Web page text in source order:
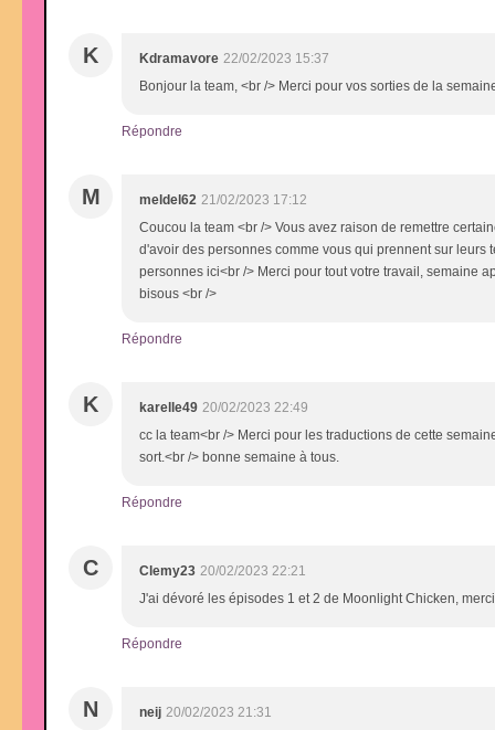
K Kdramavore 22/02/2023 15:37
Bonjour la team, <br /> Merci pour vos sorties de la
Répondre
M meldel62 21/02/2023 17:12
Coucou la team <br /> Vous avez raison de remettre
d'avoir des personnes comme vous qui prennent sur
personnes ici<br /> Merci pour tout votre travail, semaine
bisous <br />
Répondre
K karelle49 20/02/2023 22:49
cc la team<br /> Merci pour les traductions de cette
sort.<br /> bonne semaine à tous.
Répondre
C Clemy23 20/02/2023 22:21
J'ai dévoré les épisodes 1 et 2 de Moonlight Chicken,
Répondre
N neij 20/02/2023 21:31